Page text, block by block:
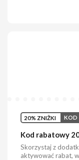
20% ZNIŻKI KOD
Kod rabatowy
Skorzystaj z
aktywować rabat,